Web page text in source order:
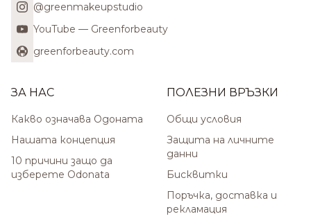
@greenmakeupstudio
YouTube — Greenforbeauty
greenforbeauty.com
ЗА НАС
Какво означава Одоната
Нашата концепция
10 причини защо да
изберете Odonata
ПОЛЕЗНИ ВРЪЗКИ
Общи условия
Защита на личните
данни
Бисквитки
Поръчка, доставка и
рекламация